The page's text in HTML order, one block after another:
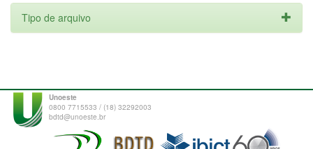
Tipo de arquivo
Unoeste
0800 7715533 / (18) 32292003
bdtd@unoeste.br